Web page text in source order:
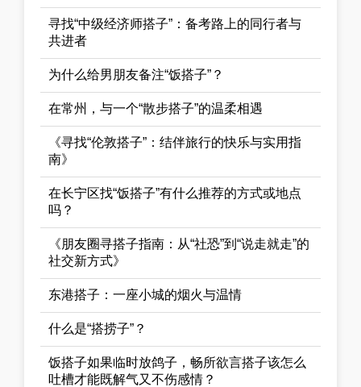
寻找“中级经济师搭子”：备考路上的同行者与
共进者
为什么给男朋友备注“饭搭子”？
在常州，与一个“散步搭子”的温柔相遇
《寻找“伦敦搭子”：结伴旅行的快乐与实用指
南》
在长宁区找“饭搭子”有什么推荐的方式或地点
吗？
《朋友圈寻搭子指南：从“社恐”到“说走就走”的
社交新方式》
东港搭子：一座小城的烟火与温情
什么是“搭捞子”？
饭搭子如果临时放鸽子，畅所欲言搭子该怎么
吐槽才能既解气又不伤感情？